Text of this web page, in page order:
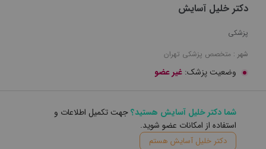
دکتر خلیل آسایش
پزشکی
شهر : متخصص پزشکی تهران
وضعیت پزشک: غیر عضو
شما دکتر خلیل آسایش هستید؟جهت تکمیل اطلاعات و
استفاده از امکانات عضو شوید.
دکتر خلیل آسایش هستم